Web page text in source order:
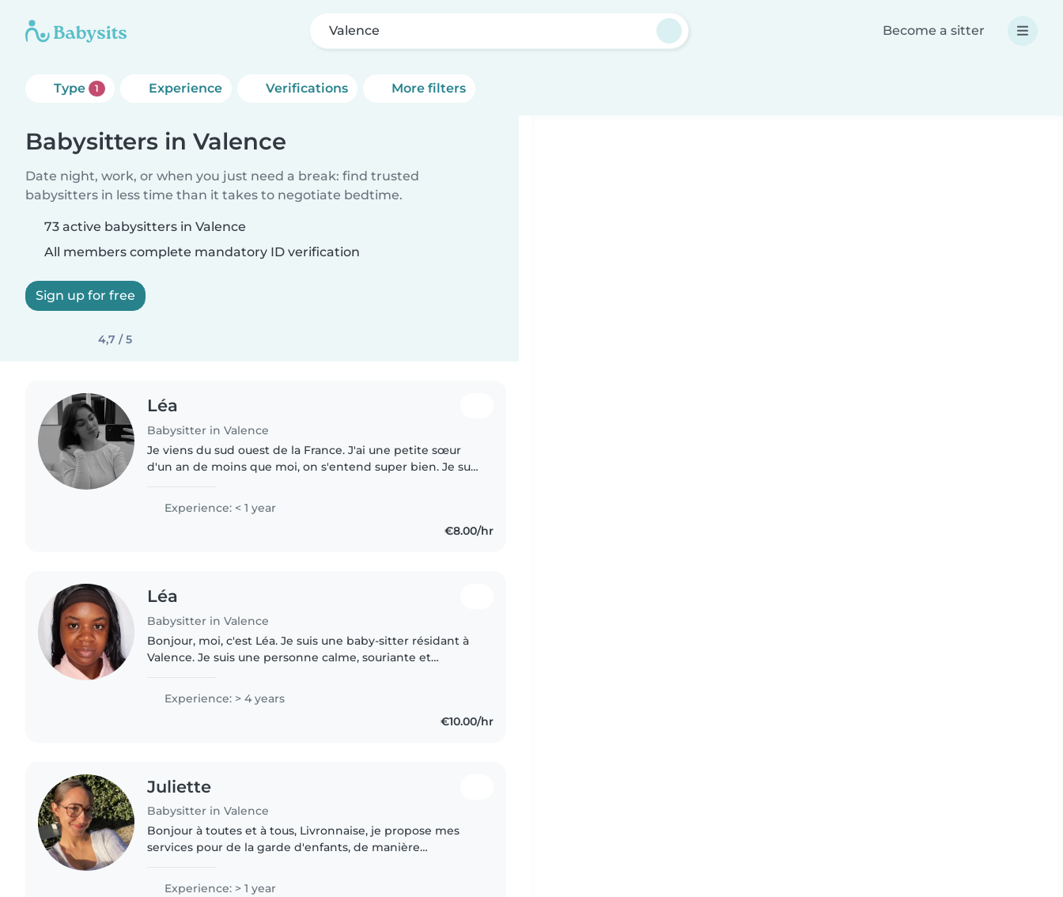
Valence Become a sitter
Type 1 Experience Verifications More filters
Babysitters in Valence
Date night, work, or when you just need a break: find trusted
babysitters in less time than it takes to negotiate bedtime.
73 active babysitters in Valence
All members complete mandatory ID verification
Sign up for free
4,7 / 5
Léa
Babysitter in Valence
Je viens du sud ouest de la France. J'ai une petite sœur
d'un an de moins que moi, on s'entend super bien. Je suis
donc seule..
Experience: < 1 year
€8.00/hr
Léa
Babysitter in Valence
Bonjour, moi, c'est Léa. Je suis une baby-sitter résidant à
Valence. Je suis une personne calme, souriante et
Experience: > 4 years
€10.00/hr
Juliette
Babysitter in Valence
Bonjour à toutes et à tous, Livronnaise, je propose mes
services pour de la garde d'enfants, de manière
l'expérience auprès des..
Experience: > 1 year